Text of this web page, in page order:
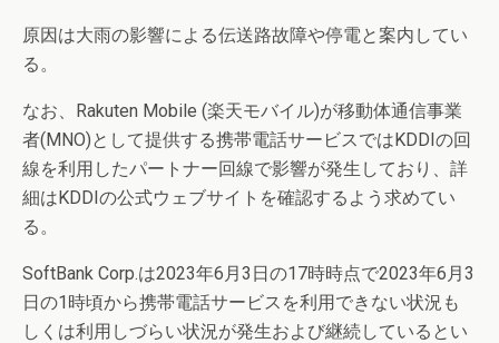
原因は大雨の影響による伝送路故障や停電と案内してい
る。
なお、Rakuten Mobile (楽天モバイル)が移動体通信事業
者(MNO)として提供する携帯電話サービスではKDDIの回
線を利用したパートナー回線で影響が発生しており、詳
細はKDDIの公式ウェブサイトを確認するよう求めてい
る。
SoftBank Corp.は2023年6月3日の17時時点で2023年6月3
日の1時頃から携帯電話サービスを利用できない状況も
しくは利用しづらい状況が発生および継続しているとい